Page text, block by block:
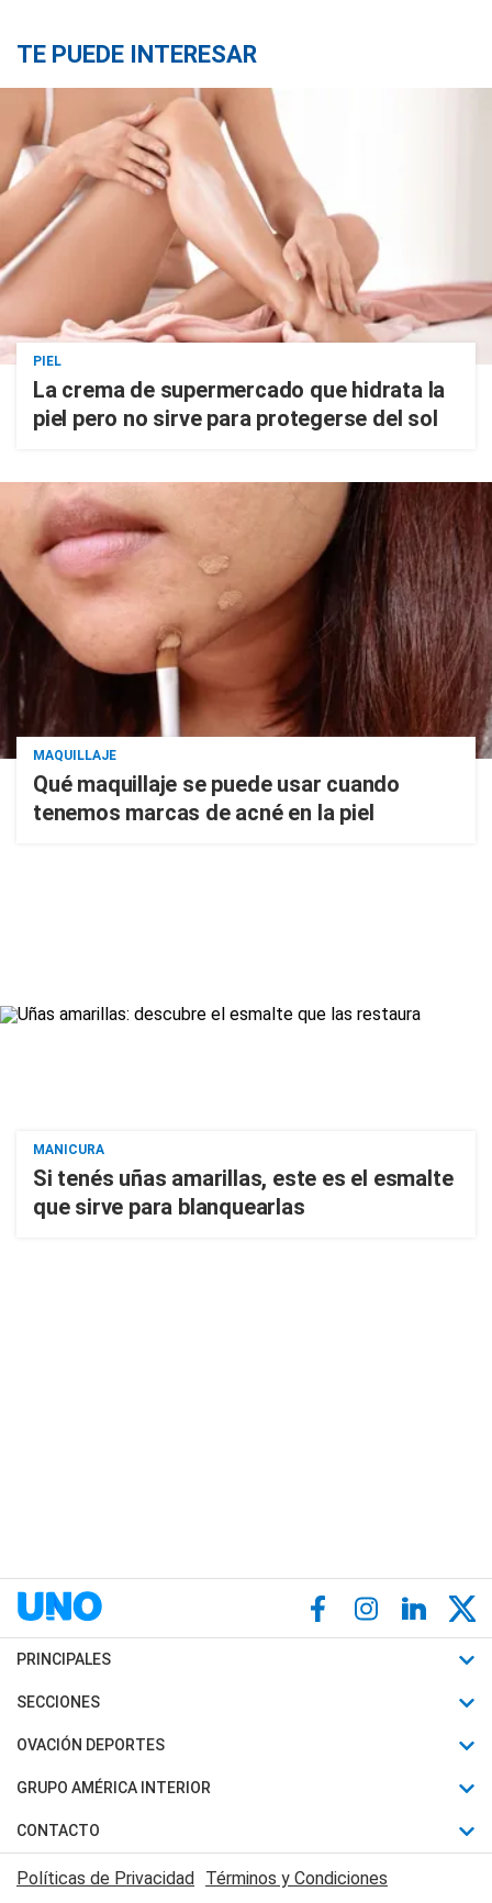
TE PUEDE INTERESAR
PIEL
La crema de supermercado que hidrata la
piel pero no sirve para protegerse del sol
MAQUILLAJE
Qué maquillaje se puede usar cuando
tenemos marcas de acné en la piel
MANICURA
Si tenés uñas amarillas, este es el esmalte
que sirve para blanquearlas
PRINCIPALES
Últimas Noticias
Política
Judiciales
Economia
SECCIONES
Horóscopo
Motores
Trucos caseros
Series y Películas
OVACIÓN DEPORTES
Fútbol
Mundial
Automovilismo
Rugby
GRUPO AMÉRICA INTERIOR
Canal 7 en Vivo
CONTACTO
Acerca de Nosotros
Políticas de Privacidad Términos y Condiciones